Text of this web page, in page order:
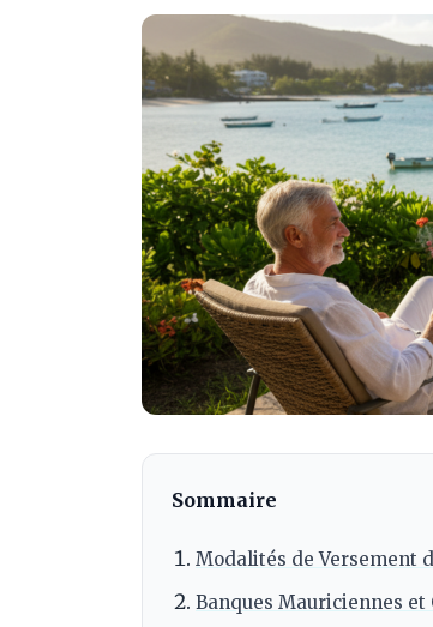
Sommaire
Modalités de Versement
Banques Mauriciennes et